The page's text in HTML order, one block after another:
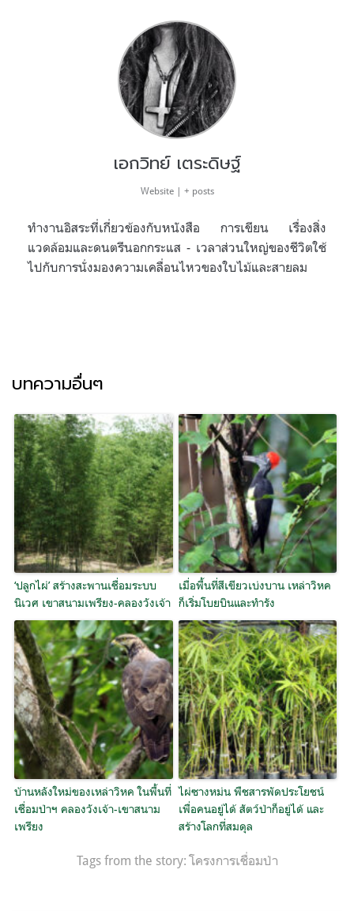
เอกวิทย์ เตระดิษฐ์
Website | + posts
ทำงานอิสระที่เกี่ยวข้องกับหนังสือ การเขียน เรื่องสิ่ง
แวดล้อมและดนตรีนอกกระแส - เวลาส่วนใหญ่ของชีวิตใช้
ไปกับการนั่งมองความเคลื่อนไหวของใบไม้และสายลม
บทความอื่นๆ
‘ปลูกไผ่’ สร้างสะพานเชื่อมระบบ
นิเวศ เขาสนามเพรียง-คลองวังเจ้า
เมื่อพื้นที่สีเขียวเบ่งบาน เหล่าวิหค
ก็เริ่มโบยบินและทำรัง
บ้านหลังใหม่ของเหล่าวิหค ในพื้นที่
เชื่อมป่าฯ คลองวังเจ้า-เขาสนาม
เพรียง
ไผ่ซางหม่น พืชสารพัดประโยชน์
เพื่อคนอยู่ได้ สัตว์ป่าก็อยู่ได้ และ
สร้างโลกที่สมดุล
Tags from the story:โครงการเชื่อมป่า